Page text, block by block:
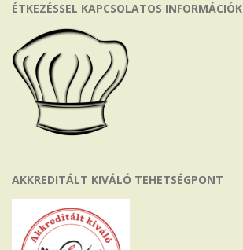
ÉTKEZÉSSEL KAPCSOLATOS INFORMÁCIÓK
AKKREDITÁLT KIVÁLÓ TEHETSÉGPONT